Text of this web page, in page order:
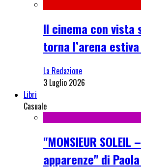
Il cinema con vista
torna l’arena
La Redazione
3 Luglio 2026
Libri
Casuale
"MONSIEUR
apparenze" di